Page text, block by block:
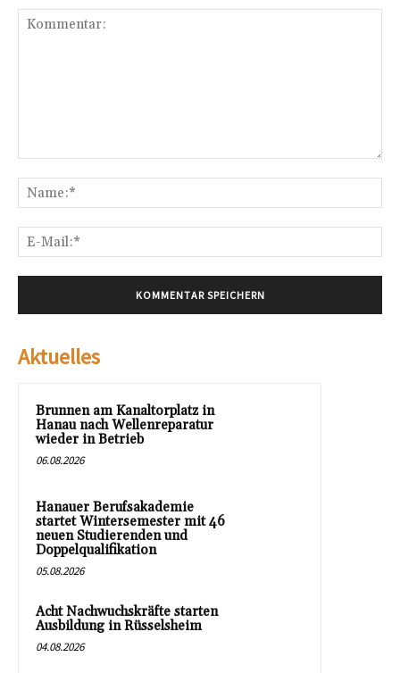
Aktuelles
Brunnen am Kanaltorplatz in
Hanau nach Wellenreparatur
wieder in Betrieb
06.08.2026
Hanauer Berufsakademie
startet Wintersemester mit 46
neuen Studierenden und
Doppelqualifikation
05.08.2026
Acht Nachwuchskräfte starten
Ausbildung in Rüsselsheim
04.08.2026